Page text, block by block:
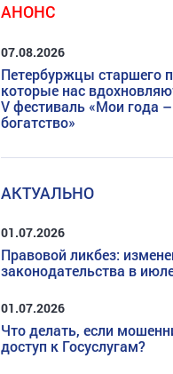
АНОНС
07.08.2026
Петербуржцы старшего
которые нас
V фестиваль «Мои года
богатство»
АКТУАЛЬНО
01.07.2026
Правовой ликбез:
законодательства в
01.07.2026
Что делать, если
доступ к Госуслугам?